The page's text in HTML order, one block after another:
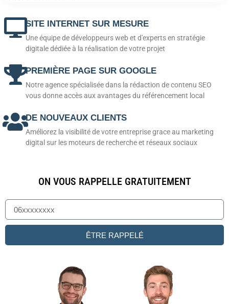
SITE INTERNET SUR MESURE
Une équipe de développeurs web et d'experts en stratégie
digitale dédiée à la réalisation de votre projet
PREMIÈRE PAGE SUR GOOGLE
Notre agence spécialisée dans la rédaction de contenu SEO
vous donne accès aux avantages du référencement local
DE NOUVEAUX CLIENTS
Améliorez la visibilité de votre entreprise grace au marketing
digital sur les moteurs de recherche et réseaux sociaux
ON VOUS RAPPELLE GRATUITEMENT
ÊTRE RAPPELÉ